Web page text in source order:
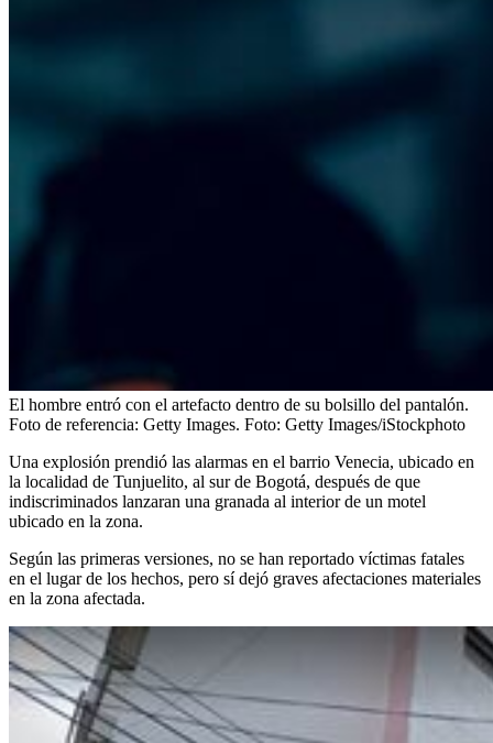
El hombre entró con el artefacto dentro de su bolsillo del pantalón.
Foto de referencia: Getty Images. Foto: Getty Images/iStockphoto
Una explosión prendió las alarmas en el barrio Venecia, ubicado en
la localidad de Tunjuelito, al sur de Bogotá, después de que
indiscriminados lanzaran una granada al interior de un motel
ubicado en la zona.
Según las primeras versiones, no se han reportado víctimas fatales
en el lugar de los hechos, pero sí dejó graves afectaciones materiales
en la zona afectada.